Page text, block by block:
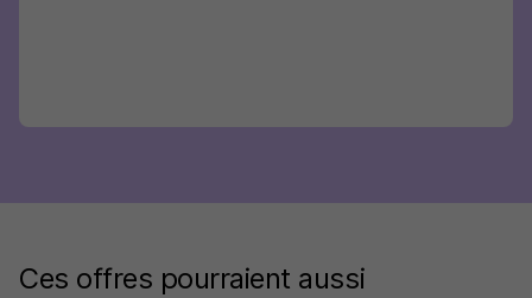
Ces offres pourraient aussi